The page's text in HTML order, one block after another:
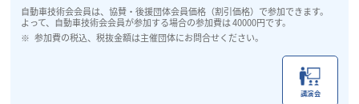
自動車技術会会員は、協賛・後援団体会員価格（割引価格）で参加できます。
よって、自動車技術会会員が参加する場合の参加費は 40000円です。
参加費の税込、税抜金額は主催団体にお問合せください。
講演会